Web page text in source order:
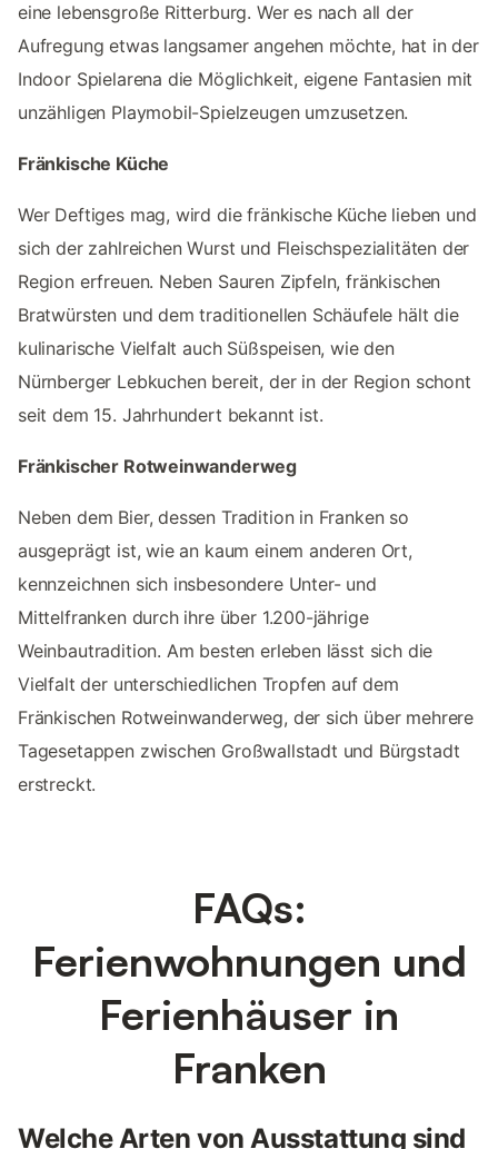
eine lebensgroße Ritterburg. Wer es nach all der
Aufregung etwas langsamer angehen möchte, hat in der
Indoor Spielarena die Möglichkeit, eigene Fantasien mit
unzähligen Playmobil-Spielzeugen umzusetzen.
Fränkische Küche
Wer Deftiges mag, wird die fränkische Küche lieben und
sich der zahlreichen Wurst und Fleischspezialitäten der
Region erfreuen. Neben Sauren Zipfeln, fränkischen
Bratwürsten und dem traditionellen Schäufele hält die
kulinarische Vielfalt auch Süßspeisen, wie den
Nürnberger Lebkuchen bereit, der in der Region schont
seit dem 15. Jahrhundert bekannt ist.
Fränkischer Rotweinwanderweg
Neben dem Bier, dessen Tradition in Franken so
ausgeprägt ist, wie an kaum einem anderen Ort,
kennzeichnen sich insbesondere Unter- und
Mittelfranken durch ihre über 1.200-jährige
Weinbautradition. Am besten erleben lässt sich die
Vielfalt der unterschiedlichen Tropfen auf dem
Fränkischen Rotweinwanderweg, der sich über mehrere
Tagesetappen zwischen Großwallstadt und Bürgstadt
erstreckt.
FAQs:
Ferienwohnungen und
Ferienhäuser in
Franken
Welche Arten von Ausstattung sind